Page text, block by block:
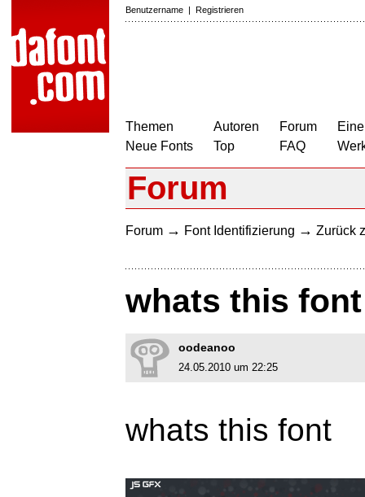
Benutzername | Registrieren
Themen
Neue Fonts
Autoren
Top
Forum
FAQ
Forum
Forum → Font Identifizierung → Zurück
whats this font
oodeanoo
24.05.2010 um 22:25
whats this font